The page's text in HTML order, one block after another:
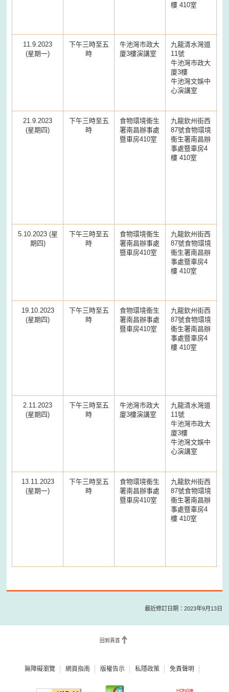
樓 410室
11.9.2023
(星期一)
下午三時至五
時
牛池灣市政大
廈3樓演講室
九龍清水灣道
11號
牛池灣市政大
廈3樓
牛池灣文娛中
心演講室
21.9.2023
(星期四)
下午三時至五
時
食物環境衞生
署南昌辦事處
暨車房410室
九龍欽州街西
87號食物環境
衞生署南昌辦
事處暨車房4
樓 410室
5.10.2023 (星
期四)
下午三時至五
時
食物環境衞生
署南昌辦事處
暨車房410室
九龍欽州街西
87號食物環境
衞生署南昌辦
事處暨車房4
樓 410室
19.10.2023
(星期四)
下午三時至五
時
食物環境衞生
署南昌辦事處
暨車房410室
九龍欽州街西
87號食物環境
衞生署南昌辦
事處暨車房4
樓 410室
2.11.2023
(星期四)
下午三時至五
時
牛池灣市政大
廈3樓演講室
九龍清水灣道
11號
牛池灣市政大
廈3樓
牛池灣文娛中
心演講室
13.11.2023
(星期一)
下午三時至五
時
食物環境衞生
署南昌辦事處
暨車房410室
九龍欽州街西
87號食物環境
衞生署南昌辦
事處暨車房4
樓 410室
最近修訂日期：2023年9月13日
回到頁首
無障礙瀏覽 網頁指南 版權告示 私隱政策 免責聲明